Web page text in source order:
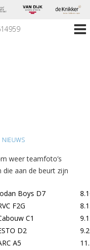
NIEUWS
weer teamfoto’s
aan de beurt zijn
Boys D7
F2G
C1
D2
A5